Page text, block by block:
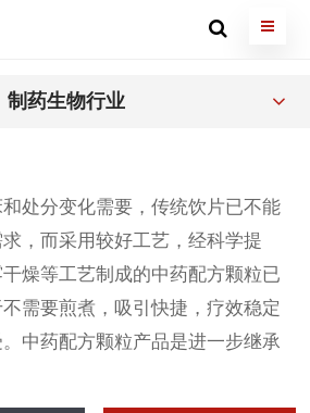
制药生物行业
处分变化需要，传统饮片已不能
，而采用较好工艺，经科学提
燥等工艺制成的中药配方颗粒已
需要煎煮，吸引快捷，疗效稳定
中药配方颗粒产品是进一步继承